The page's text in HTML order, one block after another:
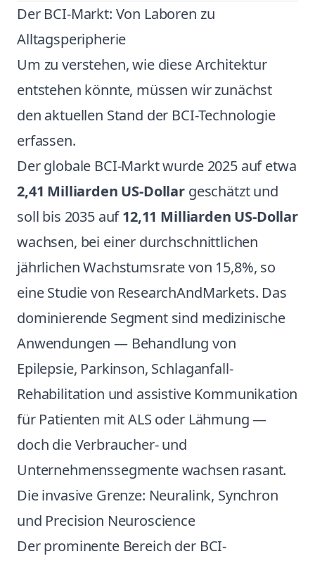
Der BCI-Markt: Von Laboren zu
Alltagsperipherie
Um zu verstehen, wie diese Architektur
entstehen könnte, müssen wir zunächst
den aktuellen Stand der BCI-Technologie
erfassen.
Der globale BCI-Markt wurde 2025 auf etwa
2,41 Milliarden US-Dollar geschätzt und
soll bis 2035 auf12,11 Milliarden US-Dollar
wachsen, bei einer durchschnittlichen
jährlichen Wachstumsrate von 15,8%, so
eine Studie von ResearchAndMarkets. Das
dominierende Segment sind medizinische
Anwendungen — Behandlung von
Epilepsie, Parkinson, Schlaganfall-
Rehabilitation und assistive Kommunikation
für Patienten mit ALS oder Lähmung —
doch die Verbraucher- und
Unternehmenssegmente wachsen rasant.
Die invasive Grenze: Neuralink, Synchron
und Precision Neuroscience
Der prominente Bereich der BCI-